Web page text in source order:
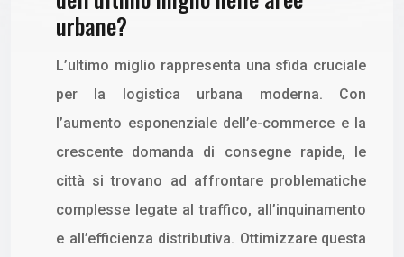
urbane?
L’ultimo miglio rappresenta una sfida cruciale
per la logistica urbana moderna. Con
l’aumento esponenziale dell’e-commerce e la
crescente domanda di consegne rapide, le
città si trovano ad affrontare problematiche
complesse legate al traffico, all’inquinamento
e all’efficienza distributiva. Ottimizzare questa